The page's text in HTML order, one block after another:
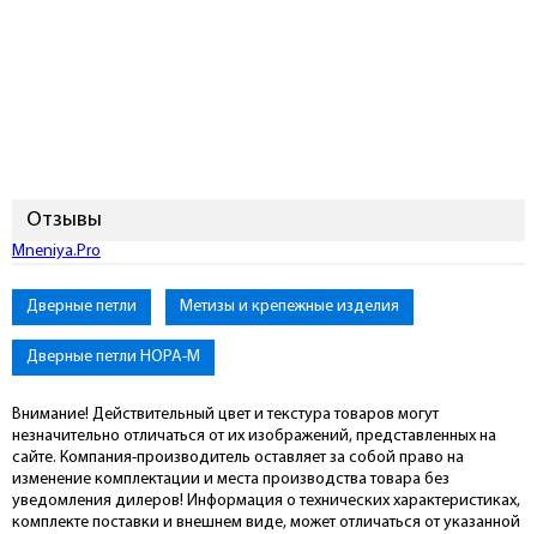
Отзывы
Mneniya.Pro
Дверные петли Метизы и крепежные изделия
Дверные петли НОРА-М
Внимание! Действительный цвет и текстура товаров могут
незначительно отличаться от их изображений, представленных на
сайте. Компания-производитель оставляет за собой право на
изменение комплектации и места производства товара без
уведомления дилеров! Информация о технических характеристиках,
комплекте поставки и внешнем виде, может отличаться от указанной